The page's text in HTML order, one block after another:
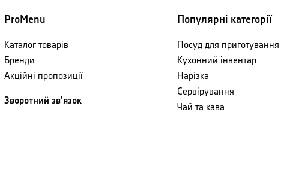
ProMenu
Каталог товарів
Бренди
Акційні пропозиції
Зворотний зв'язок
Популярні категорії
Посуд для приготування
Кухонний інвентар
Нарізка
Сервірування
Чай та кава